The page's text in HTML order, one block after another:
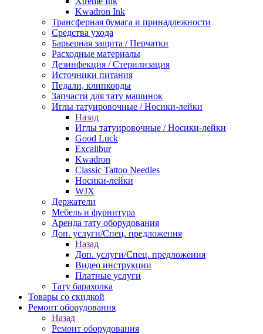
Kwadron Ink
Трансферная бумага и принадлежности
Средства ухода
Барьерная защита / Перчатки
Расходные материалы
Дезинфекция / Стерилизация
Источники питания
Педали, клипкорды
Запчасти для тату машинок
Иглы татуировочные / Носики-лейки
Назад
Иглы татуировочные / Носики-лейки
Good Luck
Excalibur
Kwadron
Classic Tattoo Needles
Носики-лейки
WJX
Держатели
Мебель и фурнитура
Аренда тату оборудования
Доп. услуги/Спец. предложения
Назад
Доп. услуги/Спец. предложения
Видео инструкции
Платные услуги
Тату барахолка
Товары со скидкой
Ремонт оборудования
Назад
Ремонт оборудования